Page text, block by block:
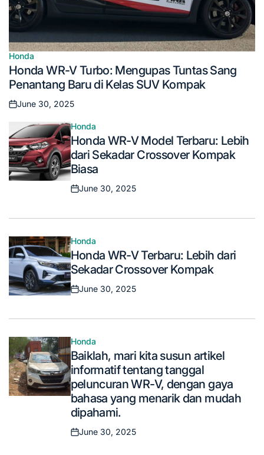
Posted
in
Honda
Honda WR-V Turbo: Mengupas Tuntas Sang
Penantang Baru di Kelas SUV Kompak
Posted
June 30, 2025
Posted
in
Honda
Honda WR-V Model Terbaru: Lebih
dari Sekadar Crossover Kompak
Biasa
Posted
June 30, 2025
Posted
in
Honda
Honda WR-V Terbaru: Lebih dari
Sekadar Crossover Kompak
Posted
June 30, 2025
Posted
in
Honda
Baiklah, mari kita susun artikel
informatif tentang tanggal
peluncuran WR-V, dengan gaya
bahasa yang menarik dan mudah
dipahami.
Posted
June 30, 2025